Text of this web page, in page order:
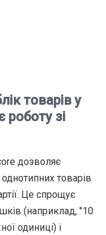
товарів у
роботу зі
дозволяє
товарів
Це спрощує
(наприклад, "10
одиниці) і